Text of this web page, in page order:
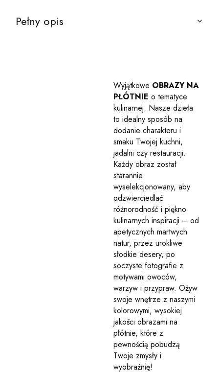
Pełny opis
Wyjątkowe OBRAZY NA
PŁÓTNIE o tematyce
kulinarnej. Nasze dzieła
to idealny sposób na
dodanie charakteru i
smaku Twojej kuchni,
jadalni czy restauracji.
Każdy obraz został
starannie
wyselekcjonowany, aby
odzwierciedlać
różnorodność i piękno
kulinarnych inspiracji – od
apetycznych martwych
natur, przez urokliwe
słodkie desery, po
soczyste fotografie z
motywami owoców,
warzyw i przypraw. Ożyw
swoje wnętrze z naszymi
kolorowymi, wysokiej
jakości obrazami na
płótnie, które z
pewnością pobudzą
Twoje zmysły i
wyobraźnię!